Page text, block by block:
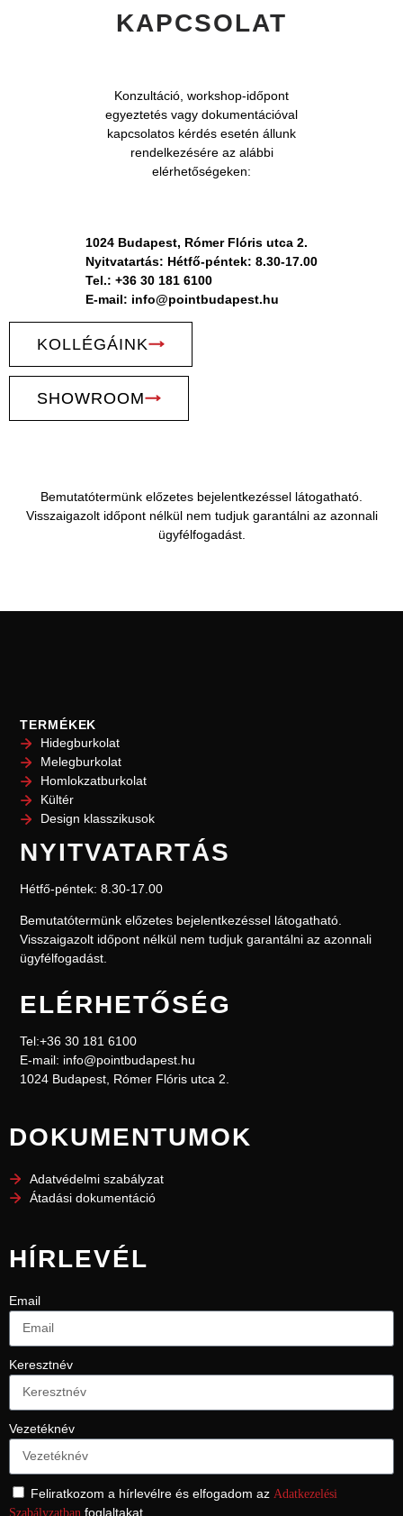
KAPCSOLAT
Konzultáció, workshop-időpont
egyeztetés vagy dokumentációval
kapcsolatos kérdés esetén állunk
rendelkezésére az alábbi
elérhetőségeken:
1024 Budapest, Rómer Flóris utca 2.
Nyitvatartás: Hétfő-péntek: 8.30-17.00
Tel.: +36 30 181 6100
E-mail: info@pointbudapest.hu
KOLLÉGÁINK
SHOWROOM
Bemutatótermünk előzetes bejelentkezéssel látogatható.
Visszaigazolt időpont nélkül nem tudjuk garantálni az azonnali
ügyfélfogadást.
TERMÉKEK
Hidegburkolat
Melegburkolat
Homlokzatburkolat
Kültér
Design klasszikusok
NYITVATARTÁS
Hétfő-péntek: 8.30-17.00
Bemutatótermünk előzetes bejelentkezéssel látogatható.
Visszaigazolt időpont nélkül nemtudjuk garantálni az azonnali
ügyfélfogadást.
ELÉRHETŐSÉG
Tel:+36 30 181 6100
E-mail: info@pointbudapest.hu
1024 Budapest, Rómer Flóris utca 2.
DOKUMENTUMOK
Adatvédelmi szabályzat
Átadási dokumentáció
HÍRLEVÉL
Email
Keresztnév
Vezetéknév
Feliratkozom a hírlevélre és elfogadom az Adatkezelési
Szabályzatban foglaltakat.